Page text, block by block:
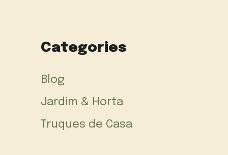
Categories
Blog
Jardim & Horta
Truques de Casa